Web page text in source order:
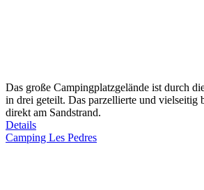
Das große Campingplatzgelände ist durch
in drei geteilt. Das parzellierte und vielseitig
direkt am Sandstrand.
Details
Camping Les Pedres